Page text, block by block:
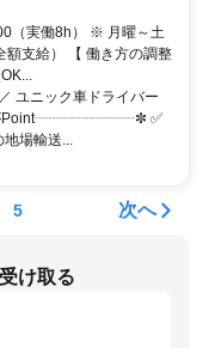
（実働8h） ※ 月曜～土
支給） 【 働き方の調整
ユニック車ドライバー
Point┈┈┈┈┈┈┈✼ ✅
地場輸送...
5 次へ
け取る